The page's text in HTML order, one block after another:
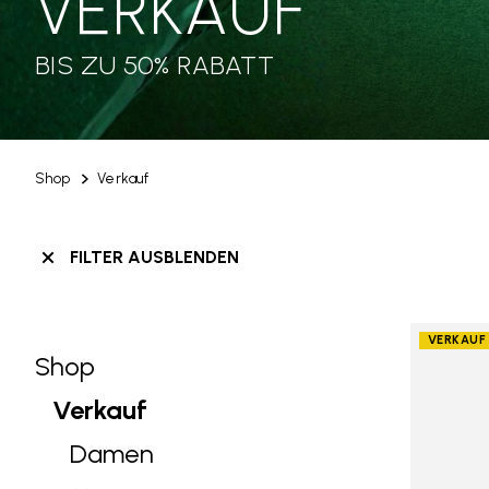
Shop Verkauf
BIS ZU 50% RABATT
FILTER AUSBLENDEN
Skip filters go to products
Shop
Refine by Category: Shop
Verkauf
Damen
VERKAUF